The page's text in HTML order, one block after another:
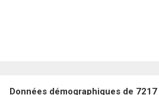
Données démographiques de 7217